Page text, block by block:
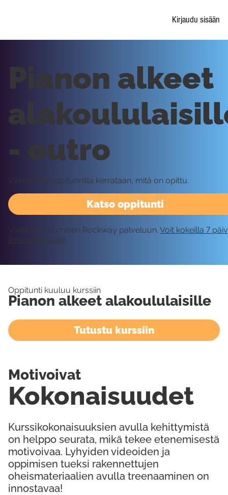
Kirjaudu sisään
Katso oppitunti
Pianon alkeet
- outro
Viimeisellä oppitunnilla kerrataan, mitä on opittu.
Vaatii kirjautumisen Rockway palveluun. Voit kokeilla 7
ilmaiseksi tästä!
Oppitunti kuuluu kurssiin
Pianon alkeet alakoululaisille
Tutustu kurssiin
Kurssikokonaisuuksien avulla kehittymistä
on helppo seurata, mikä tekee etenemisestä
motivoivaa. Lyhyiden videoiden ja
oppimisen tueksi rakennettujen
oheismateriaalien avulla treenaaminen on
innostavaa!
Kokonaisuudet
Motivoivat